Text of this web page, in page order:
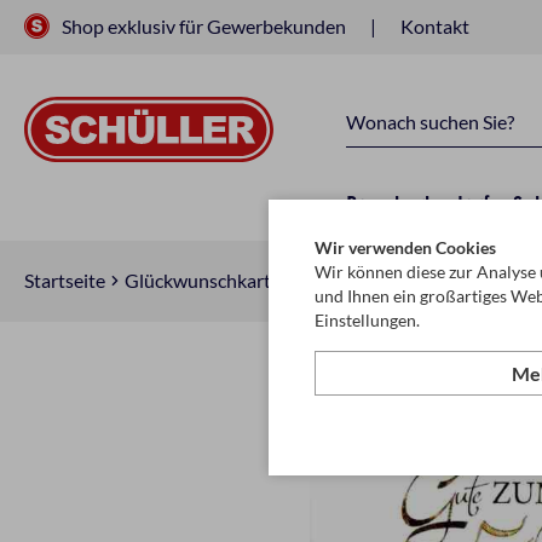
Shop exklusiv für Gewerbekunden Kontakt
Raucherbedarf
Startseite Glückwunschkarten & Papeterie
Wir verwenden Cookies
Wir können diese zur
und Ihnen ein großartiges
Einstellungen.